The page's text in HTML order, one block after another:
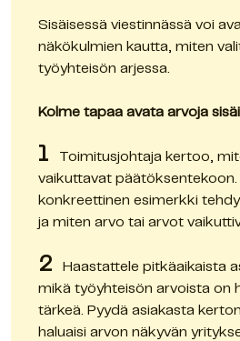
Sisäisessä viestinnässä voi
näkökulmien kautta, miten
työyhteisön arjessa.
Kolme tapaa avata arvoja
1
Toimitusjohtaja kertoo,
vaikuttavat päätöksentekoon.
konkreettinen esimerkki
ja miten arvo tai arvot
2
Haastattele pitkäaikaista
mikä työyhteisön arvoista on
tärkeä. Pyydä asiakasta
haluaisi arvon näkyvän